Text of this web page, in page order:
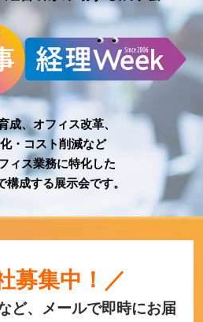
07月21日
ッセなごや / Port Messe Nagoya
【オンライン】
ン / online
理職カンファレンス
月17日
た
む
成、オフィス改革、
・コスト削減など
ィス業務に特化した
成する展示会です。
募集中！／
ど、メールで即時にお届